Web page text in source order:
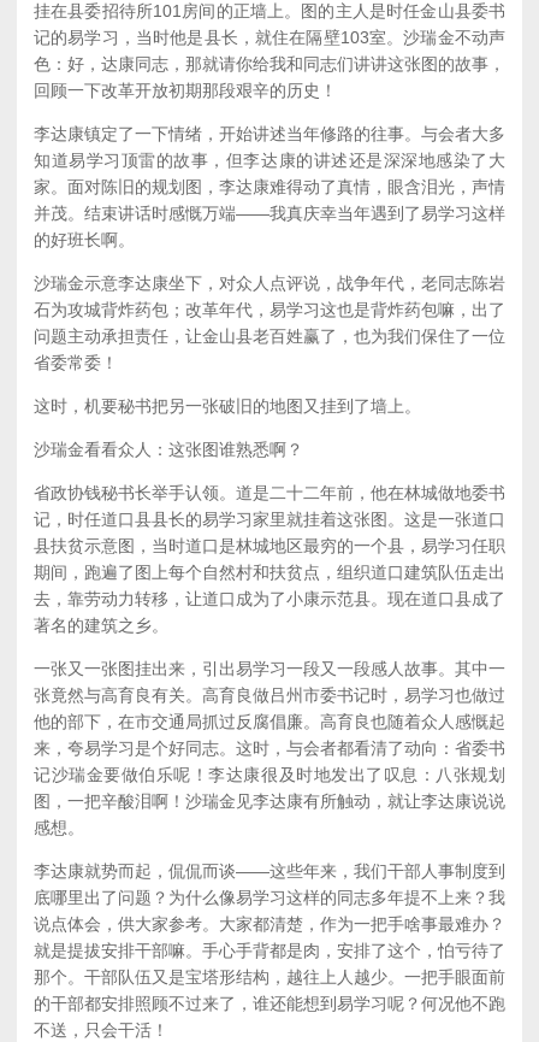
挂在县委招待所101房间的正墙上。图的主人是时任金山县委书
记的易学习，当时他是县长，就住在隔壁103室。沙瑞金不动声
色：好，达康同志，那就请你给我和同志们讲讲这张图的故事，
回顾一下改革开放初期那段艰辛的历史！
李达康镇定了一下情绪，开始讲述当年修路的往事。与会者大多
知道易学习顶雷的故事，但李达康的讲述还是深深地感染了大
家。面对陈旧的规划图，李达康难得动了真情，眼含泪光，声情
并茂。结束讲话时感慨万端——我真庆幸当年遇到了易学习这样
的好班长啊。
沙瑞金示意李达康坐下，对众人点评说，战争年代，老同志陈岩
石为攻城背炸药包；改革年代，易学习这也是背炸药包嘛，出了
问题主动承担责任，让金山县老百姓赢了，也为我们保住了一位
省委常委！
这时，机要秘书把另一张破旧的地图又挂到了墙上。
沙瑞金看看众人：这张图谁熟悉啊？
省政协钱秘书长举手认领。道是二十二年前，他在林城做地委书
记，时任道口县县长的易学习家里就挂着这张图。这是一张道口
县扶贫示意图，当时道口是林城地区最穷的一个县，易学习任职
期间，跑遍了图上每个自然村和扶贫点，组织道口建筑队伍走出
去，靠劳动力转移，让道口成为了小康示范县。现在道口县成了
著名的建筑之乡。
一张又一张图挂出来，引出易学习一段又一段感人故事。其中一
张竟然与高育良有关。高育良做吕州市委书记时，易学习也做过
他的部下，在市交通局抓过反腐倡廉。高育良也随着众人感慨起
来，夸易学习是个好同志。这时，与会者都看清了动向：省委书
记沙瑞金要做伯乐呢！李达康很及时地发出了叹息：八张规划
图，一把辛酸泪啊！沙瑞金见李达康有所触动，就让李达康说说
感想。
李达康就势而起，侃侃而谈——这些年来，我们干部人事制度到
底哪里出了问题？为什么像易学习这样的同志多年提不上来？我
说点体会，供大家参考。大家都清楚，作为一把手啥事最难办？
就是提拔安排干部嘛。手心手背都是肉，安排了这个，怕亏待了
那个。干部队伍又是宝塔形结构，越往上人越少。一把手眼面前
的干部都安排照顾不过来了，谁还能想到易学习呢？何况他不跑
不送，只会干活！